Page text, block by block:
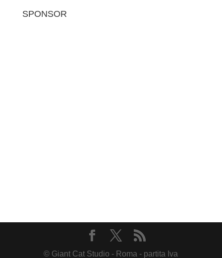
SPONSOR
© Giant Cat Studio - Roma - partita Iva